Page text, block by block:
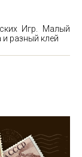
Игр. Малый
и разный клей